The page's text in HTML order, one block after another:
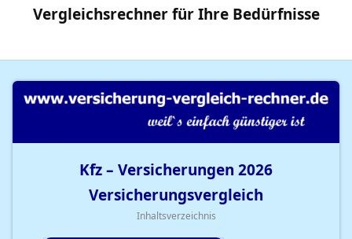
Vergleichsrechnerfür Ihre Bedürfnisse
Kfz – Versicherungen 2026
Versicherungsvergleich
Inhaltsverzeichnis